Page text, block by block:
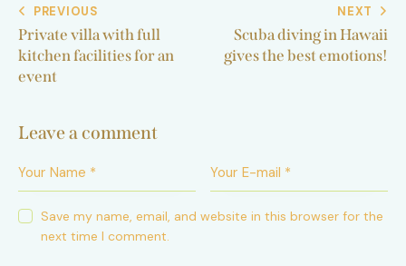
PREVIOUS
Private villa with full
kitchen facilities for an
event
NEXT
Scuba diving in Hawaii
gives the best emotions!
Leave a comment
Save my name, email, and website in this browser for the
next time I comment.